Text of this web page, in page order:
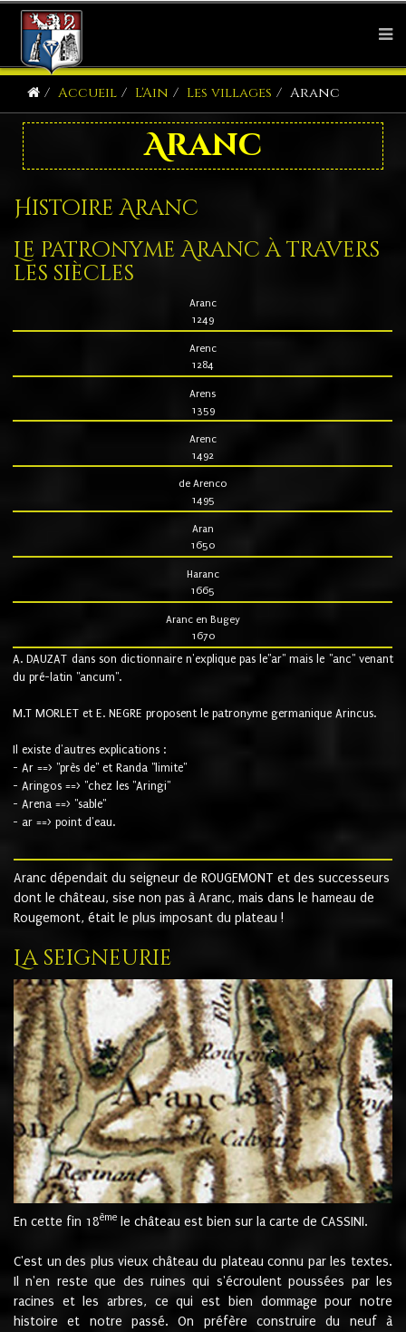
Accueil L'Ain Les villages Aranc
Aranc
Histoire Aranc
Le patronyme Aranc à travers
les siècles
Aranc
1249
Arenc
1284
Arens
1359
Arenc
1492
de Arenco
1495
Aran
1650
Haranc
1665
Aranc en Bugey
1670
A. DAUZAT dans son dictionnaire n'explique pas le"ar" mais le "anc" venant
du pré-latin "ancum".
M.T MORLET et E. NEGRE proposent le patronyme germanique Arincus.
Il existe d'autres explications :
- Ar ==> "près de" et Randa "limite"
- Aringos ==> "chez les "Aringi"
- Arena ==> "sable"
- ar ==> point d'eau.
Aranc dépendait du seigneur de ROUGEMONT et des successeurs
dont le château, sise non pas à Aranc, mais dans le hameau de
Rougemont, était le plus imposant du plateau !
La seigneurie
En cette fin 18ème le château est bien sur la carte de CASSINI.
C'est un des plus vieux château du plateau connu par les textes.
Il n'en reste que des ruines qui s'écroulent poussées par les
racines et les arbres, ce qui est bien dommage pour notre
histoire et notre passé. On préfère construire du neuf à